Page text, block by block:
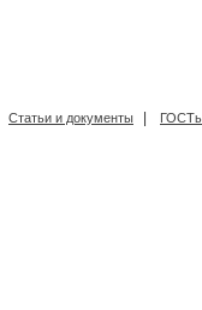
Статьи и документы |